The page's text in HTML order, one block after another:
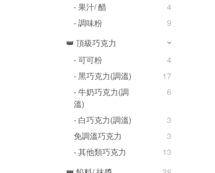
- 果汁/ 醋
4
- 調味粉
9
👑 頂級巧克力
- 可可粉
4
- 黑巧克力(調溫)
17
- 牛奶巧克力(調
溫)
6
- 白巧克力(調溫)
3
免調溫巧克力
3
- 其他類巧克力
13